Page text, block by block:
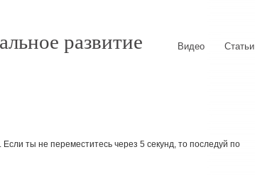
развитие Видео Статьи
ты не переместитесь через 5 секунд, то последуй по